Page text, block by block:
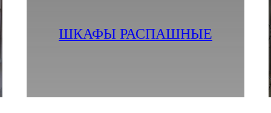
ШКАФЫ РАСПАШНЫЕ
ПОСМОТРЕТЬ ФОТО И ЦЕНЫ